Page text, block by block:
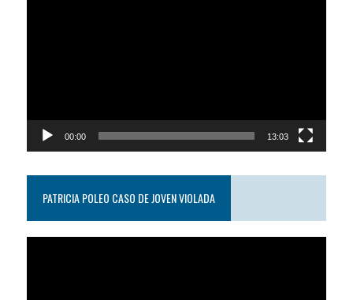
00:00 13:03
PATRICIA POLEO CASO DE JOVEN VIOLADA